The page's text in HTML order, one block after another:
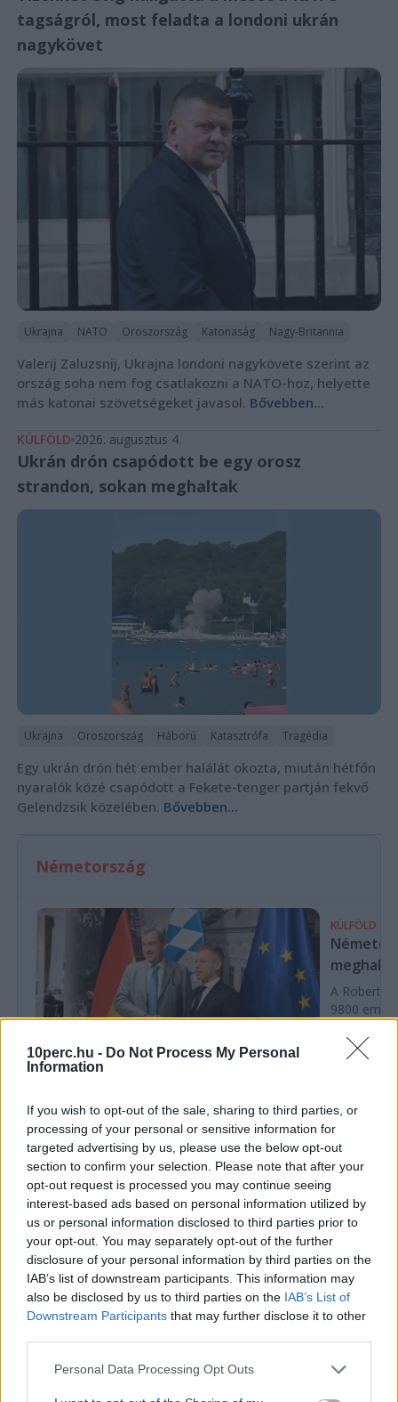
10perc.hu - Do Not Process My Personal
Information
If you wish to opt-out of the sale, sharing to third parties, or
processing of your personal or sensitive information for
targeted advertising by us, please use the below opt-out
section to confirm your selection. Please note that after your
opt-out request is processed you may continue seeing
interest-based ads based on personal information utilized by
us or personal information disclosed to third parties prior to
your opt-out. You may separately opt-out of the further
disclosure of your personal information by third parties on the
IAB’s list of downstream participants. This information may
also be disclosed by us to third parties on the IAB’s List of
Downstream Participants that may further disclose it to other
Personal Data Processing Opt Outs
tagságról, most feladta a londoni ukrán
nagykövet
Ukrajna NATO Oroszország Katonaság Nagy-Britannia
Valerij Zaluzsnij, Ukrajna londoni nagykövete szerint az
ország soha nem fog csatlakozni a NATO-hoz, helyette
más katonai szövetségeket javasol. Bővebben...
KÜLFÖLD 2026. augusztus 4.
Ukrán drón csapódott be egy orosz
strandon, sokan meghaltak
Ukrajna Oroszország Háború Katasztrófa Tragédia
Egy ukrán drón hét ember halálát okozta, miután hétfőn
nyaralók közé csapódott a Fekete-tenger partján fekvő
Gelendzsik közelében. Bővebben...
Németország
GAZDASÁG
A bajor miniszterelnök nyolc év után
Budapestre látogatott
Markus Söder bajor miniszterelnök nyolc év után
látogatott Budapestre, ahol Magyar Péterrel az
autóipar, az innováció és a gazdasági
kapcsolatok jövőj...
KÜLFÖLD
A Robert
9800
okok
érték 2016
Ajánljuk még
2026. augusztus 3.
Több tízezren ünnepelték Temesvár napját a
The Script koncertjén